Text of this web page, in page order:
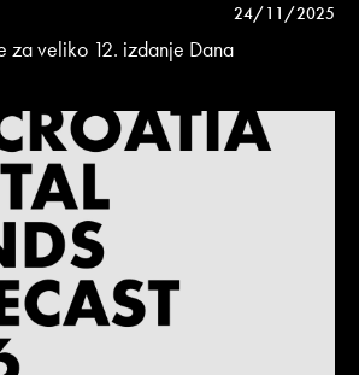
24/11/2025
za veliko 12. izdanje Dana